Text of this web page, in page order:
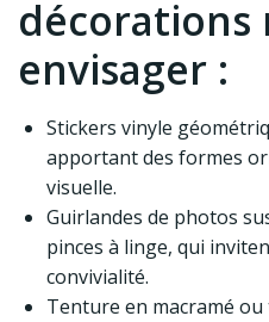
décorations
envisager :
Stickers vinyle
apportant des formes
visuelle.
Guirlandes de photos
pinces à linge, qui
convivialité.
Tenture en macramé